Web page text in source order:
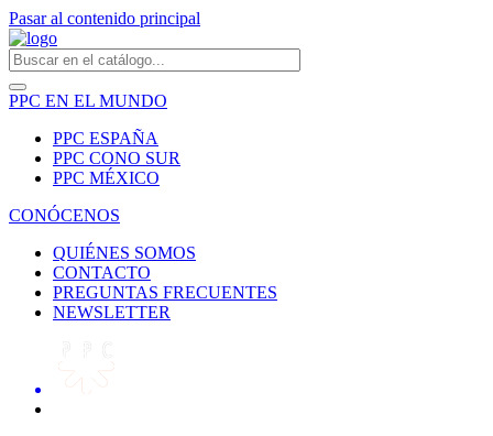
Pasar al contenido principal
PPC EN EL MUNDO
PPC ESPAÑA
PPC CONO SUR
PPC MÉXICO
CONÓCENOS
QUIÉNES SOMOS
CONTACTO
PREGUNTAS FRECUENTES
NEWSLETTER